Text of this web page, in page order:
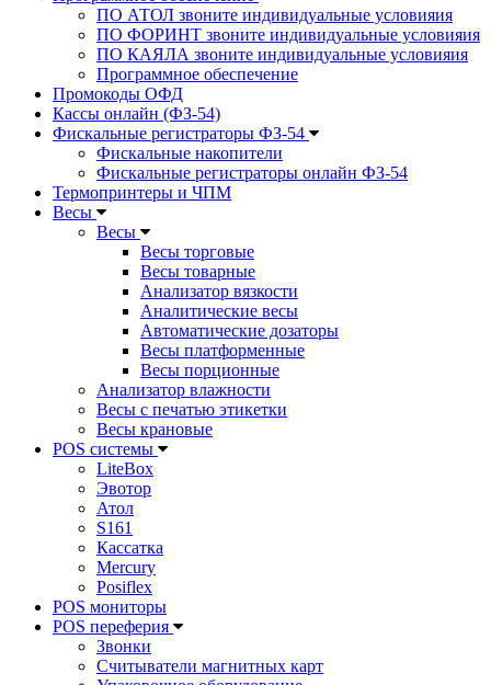
ПО АТОЛ звоните индивидуальные условияия
ПО ФОРИНТ звоните индивидуальные условияия
ПО КАЯЛА звоните индивидуальные условияия
Программное обеспечение
Промокоды ОФД
Кассы онлайн (ФЗ-54)
Фискальные регистраторы ФЗ-54
Фискальные накопители
Фискальные регистраторы онлайн ФЗ-54
Термопринтеры и ЧПМ
Весы
Весы
Весы торговые
Весы товарные
Анализатор вязкости
Аналитические весы
Автоматические дозаторы
Весы платформенные
Весы порционные
Анализатор влажности
Весы с печатью этикетки
Весы крановые
POS системы
LiteBox
Эвотор
Атол
S161
Кассатка
Mercury
Posiflex
POS мониторы
POS переферия
Звонки
Считыватели магнитных карт